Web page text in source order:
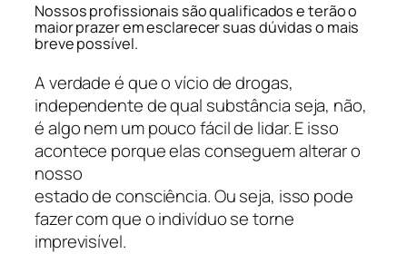
Nossos profissionais são qualificados e terão o
maior prazer em esclarecer suas dúvidas o mais
breve possível.
A verdade é que o vício de drogas,
independente de qual substância seja, não,
é algo nem um pouco fácil de lidar. E isso
acontece porque elas conseguem alterar o
nosso
estado de consciência. Ou seja, isso pode
fazer com que o indivíduo se torne
imprevisível.